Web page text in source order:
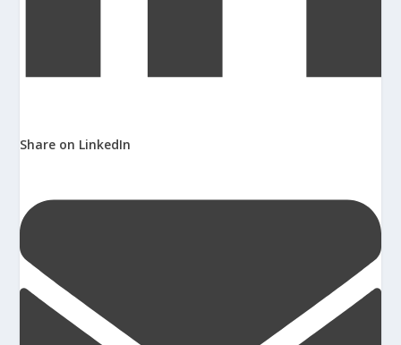
Share on LinkedIn